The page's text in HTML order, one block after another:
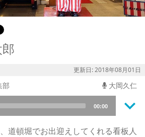
更新日: 2018年08月01日
部 大岡久仁
00:00 keyboard_arrow_down
道頓堀でお出迎えしてくれる看板人